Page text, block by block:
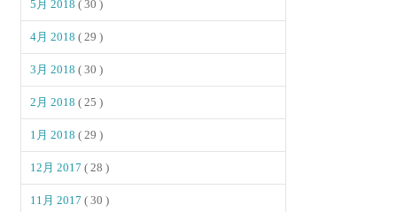
5月 2018( 30 )
4月 2018( 29 )
3月 2018( 30 )
2月 2018( 25 )
1月 2018( 29 )
12月 2017( 28 )
11月 2017( 30 )